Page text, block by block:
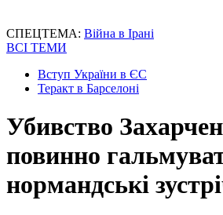
СПЕЦТЕМА: Війна в Ірані
ВСІ ТЕМИ
Вступ України в ЄС
Теракт в Барселоні
Убивство
повинно
нормандські